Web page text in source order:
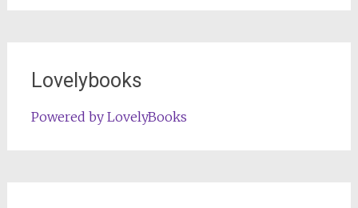
Lovelybooks
Powered by LovelyBooks